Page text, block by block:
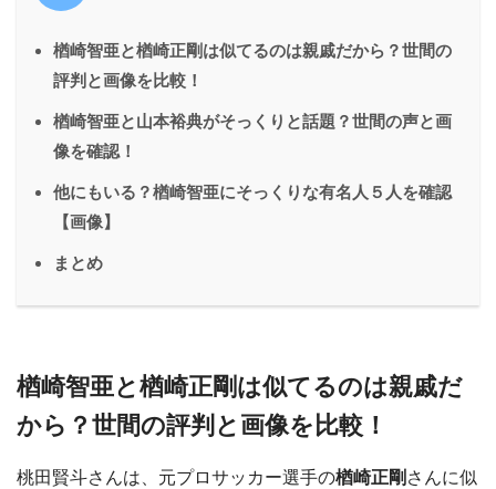
楢崎智亜と楢崎正剛は似てるのは親戚だから？世間の
評判と画像を比較！
楢崎智亜と山本裕典がそっくりと話題？世間の声と画
像を確認！
他にもいる？楢崎智亜にそっくりな有名人５人を確認
【画像】
まとめ
楢崎智亜と楢崎正剛は似てるのは親戚だ
から？世間の評判と画像を比較！
桃田賢斗さんは、元プロサッカー選手の楢崎正剛 さんに似